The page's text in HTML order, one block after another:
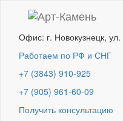
Офис: г. Новокузнецк, ул.
Работаем по РФ и СНГ
+7 (3843) 910-925
+7 (905) 961-60-09
Получить консультацию